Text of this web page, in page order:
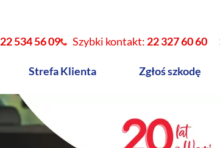
22 534 56 09 Szybki kontakt: 22 327 60 60
Strefa Klienta Zgłoś szkodę